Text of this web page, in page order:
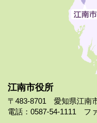
江南市役所
〒483-8701 愛知県江南
電話：0587-54-1111 フ